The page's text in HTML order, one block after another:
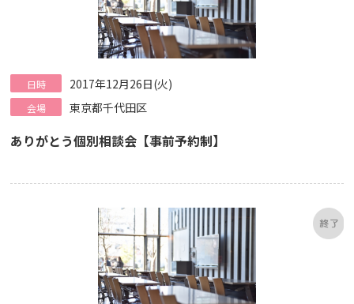
日時 2017年12月26日(火)
会場 東京都千代田区
ありがとう個別相談会【事前予約制】